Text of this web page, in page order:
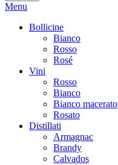
Menu
Bollicine
Bianco
Rosso
Rosé
Vini
Rosso
Bianco
Bianco macerato
Rosato
Distillati
Armagnac
Brandy
Calvados